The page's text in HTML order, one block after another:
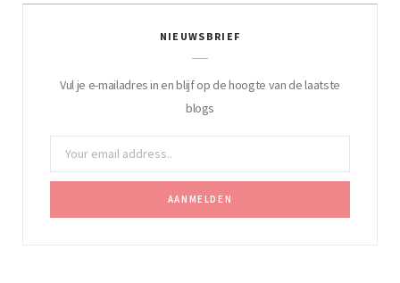
NIEUWSBRIEF
Vul je e-mailadres in en blijf op de hoogte van de laatste
blogs